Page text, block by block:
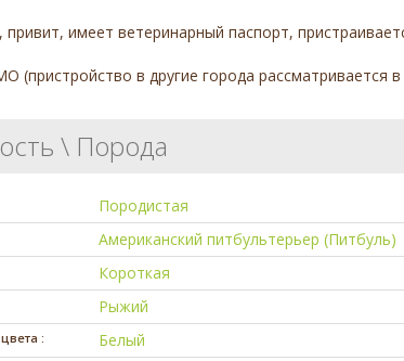
привит, имеет ветеринарный паспорт,
(пристройство в другие города
\ Порода
Породистая
Американский питбультерьер (Питбуль)
Короткая
Рыжий
: Белый